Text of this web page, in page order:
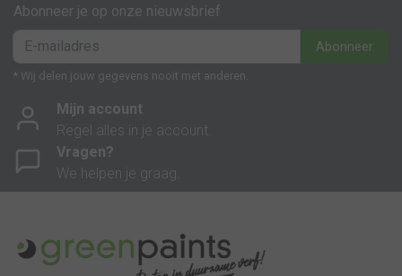
Abonneer je op onze nieuwsbrief
Abonneer
* Wij delen jouw gegevens nooit met anderen.
Mijn account
Regel alles in je account.
Vragen?
We helpen je graag.